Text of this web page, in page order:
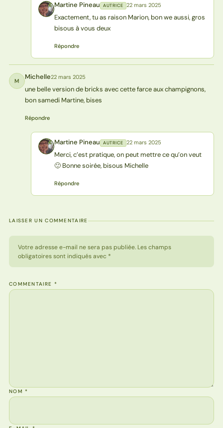
MP Martine Pineau AUTRICE 22 mars 2025
Exactement, tu as raison Marion, bon we aussi, gros
bisous à vous deux
Répondre
M Michelle22 mars 2025
une belle version de bricks avec cette farce aux champignons,
bon samedi Martine, bises
Répondre
MP Martine Pineau AUTRICE 22 mars 2025
Merci, c’est pratique, on peut mettre ce qu’on veut
🙂 Bonne soirée, bisous Michelle
Répondre
LAISSER UN COMMENTAIRE
Votre adresse e-mail ne sera pas publiée. Les champs
obligatoires sont indiqués avec *
COMMENTAIRE *
NOM*